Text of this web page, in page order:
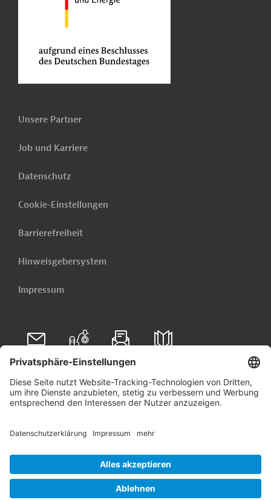
Unsere Partner
Job und Karriere
Datenschutz
Cookie-Einstellungen
Barrierefreiheit
Hinweisgebersystem
Impressum
Folgen Sie uns auf
Linkedin
© 2026 Germany Trade & Invest